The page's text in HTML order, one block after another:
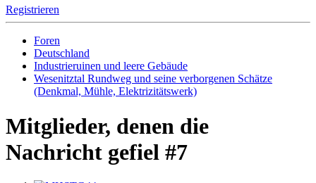
Registrieren
Foren
Deutschland
Industrieruinen und leere Gebäude
Wesenitztal Rundweg und seine verborgenen Schätze
(Denkmal, Mühle, Elektrizitätswerk)
Mitglieder, denen die
Nachricht gefiel #7